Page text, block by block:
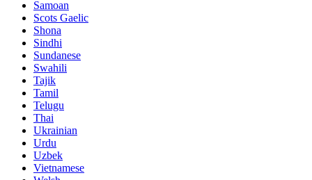
Samoan
Scots Gaelic
Shona
Sindhi
Sundanese
Swahili
Tajik
Tamil
Telugu
Thai
Ukrainian
Urdu
Uzbek
Vietnamese